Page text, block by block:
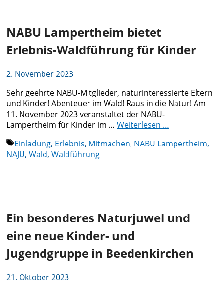
NABU Lampertheim bietet
Erlebnis-Waldführung für Kinder
2. November 2023
Sehr geehrte NABU-Mitglieder, naturinteressierte Eltern
und Kinder! Abenteuer im Wald! Raus in die Natur! Am
11. November 2023 veranstaltet der NABU-
Lampertheim für Kinder im … Weiterlesen …
Schlagwörter
Einladung, Erlebnis, Mitmachen, NABU Lampertheim,
NAJU, Wald, Waldführung
Ein besonderes Naturjuwel und
eine neue Kinder- und
Jugendgruppe in Beedenkirchen
21. Oktober 2023